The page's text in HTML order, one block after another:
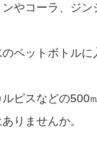
やコーラ、ジン
ペットボトル
ピスなどの
りませんか。